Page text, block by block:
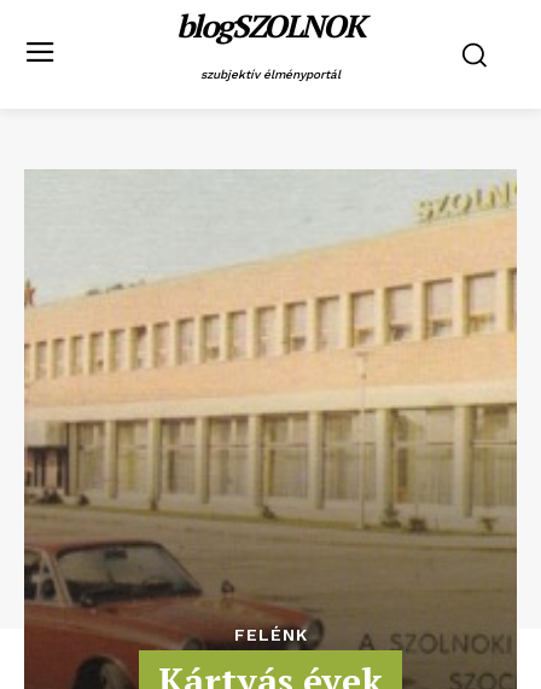
blogSZOLNOK
szubjektív élményportál
FELÉNK